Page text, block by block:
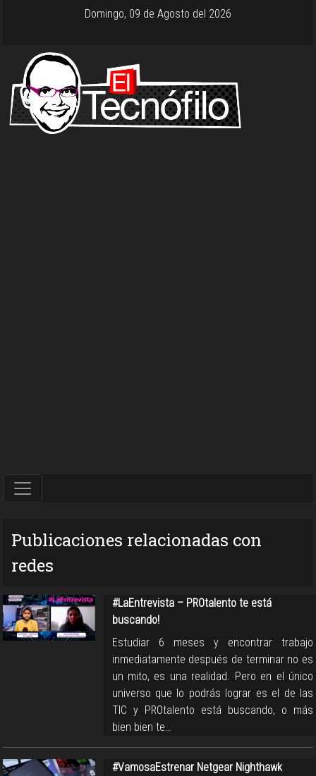
Domingo, 09 de Agosto del 2026
Publicaciones relacionadas con
redes
#LaEntrevista – PROtalento te está
buscando!
Estudiar 6 meses y encontrar trabajo
inmediatamente después de terminar no es
un mito, es una realidad. Pero en el único
universo que lo podrás lograr es el de las
TIC y PROtalento está buscando, o más
bien bien te…
#VamosaEstrenar Netgear Nighthawk